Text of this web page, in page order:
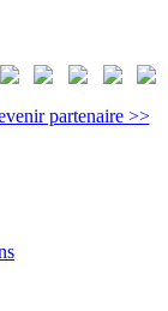
partenaire >>